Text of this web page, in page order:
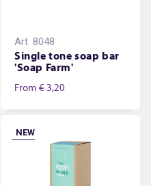
Art. 8048
Single tone soap bar
'Soap Farm'
From € 3,20
NEW